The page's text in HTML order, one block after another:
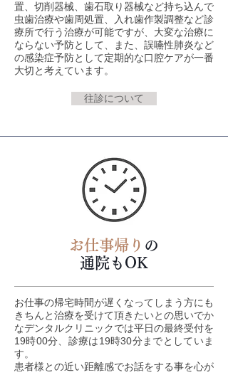
置、切削器械、歯石取り器械など持ち込んで
虫歯治療や歯周処置、入れ歯作製調整など診
療所で行う治療が可能ですが、大変な治療に
ならない予防として、また、誤嚥性肺炎など
の感染症予防として定期的な口腔ケアが一番
大切と考えています。
往診について
お仕事帰り の
通院もOK
お仕事の帰宅時間が遅くなってしまう方にも
きちんと治療を受けて頂きたいとの思いでか
なデンタルクリニックでは平日の最終受付を
19時00分、診療は19時30分までとしていま
す。
患者様との近い距離感でお話をする事を心が